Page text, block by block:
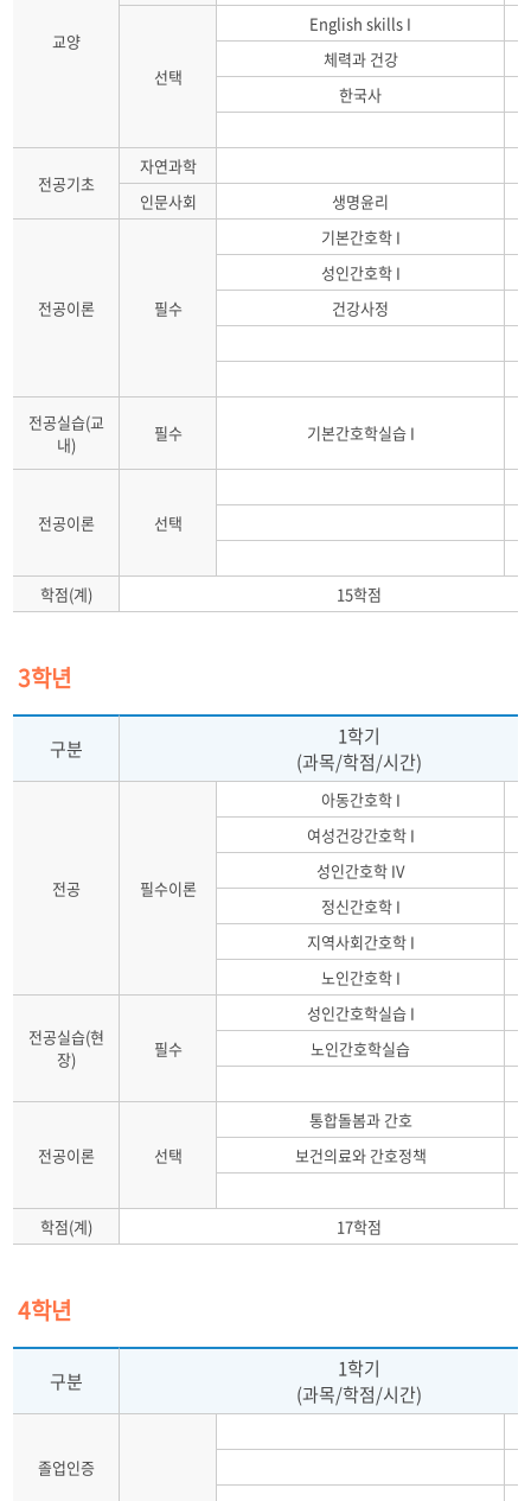
교양
선택
English skills I
체력과 건강
한국사
전공기초
자연과학
인문사회
생명윤리
전공이론 필수
기본간호학 I
성인간호학 I
건강사정
전공실습(교
내)
필수 기본간호학실습 I
전공이론 선택
학점(계) 15학점
3학년
구분
1학기
(과목/학점/시간)
전공 필수이론
아동간호학 I
여성건강간호학 I
성인간호학 IV
정신간호학 I
지역사회간호학 I
노인간호학 I
전공실습(현
장)
필수
성인간호학실습 I
노인간호학실습
전공이론 선택
통합돌봄과 간호
보건의료와 간호정책
학점(계) 17학점
4학년
구분
1학기
(과목/학점/시간)
졸업인증